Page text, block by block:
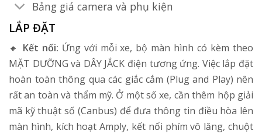
Bảng giá camera và phụ kiện
LẮP ĐẶT
🔸 Kết nối: Ứng với mỗi xe, bộ màn hình có kèm theo
MẶT DƯỠNG và DÂY JẮCK điện tương ứng. Việc lắp đặt
hoàn toàn thông qua các giắc cắm (Plug and Play) nên
rất an toàn và thẩm mỹ. Ở một số xe, cần thêm hộp giải
mã kỹ thuật số (Canbus) để đưa thông tin điều hòa lên
màn hình, kích hoạt Amply, kết nối phím vô lăng, chuột